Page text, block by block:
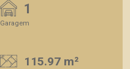
1
Garagem
115.97 m²